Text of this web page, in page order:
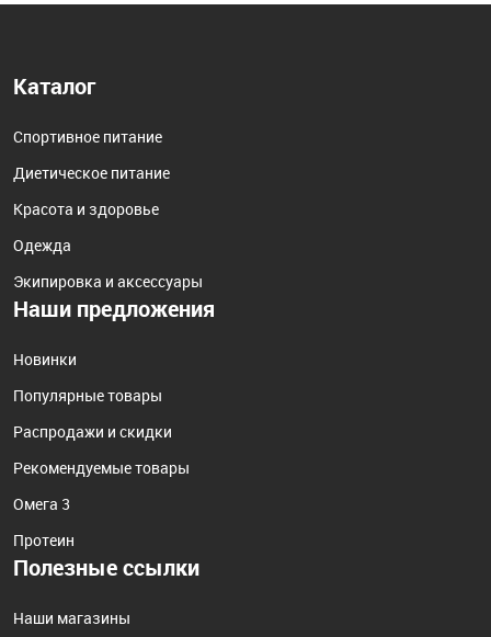
Каталог
Спортивное питание
Диетическое питание
Красота и здоровье
Одежда
Экипировка и аксессуары
Наши предложения
Новинки
Популярные товары
Распродажи и скидки
Рекомендуемые товары
Омега 3
Протеин
Полезные ссылки
Наши магазины